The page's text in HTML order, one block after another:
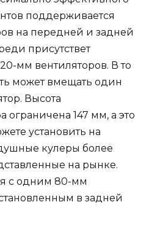
поддерживается
на передней и задней
присутствет
мм вентиляторов. В то
может вмещать один
Высота
ограничена 147 мм, а это
установить на
кулеры более
на рынке.
с одним 80-мм
в задней